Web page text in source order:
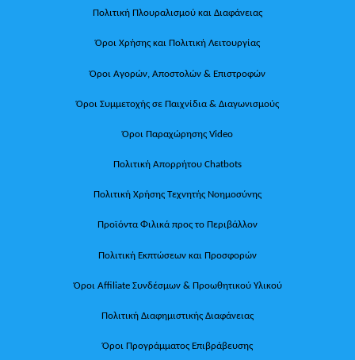
Πολιτική Πλουραλισμού και Διαφάνειας
Όροι Χρήσης και Πολιτική Λειτουργίας
Όροι Αγορών, Αποστολών & Επιστροφών
Όροι Συμμετοχής σε Παιχνίδια & Διαγωνισμούς
Όροι Παραχώρησης Video
Πολιτική Απορρήτου Chatbots
Πολιτική Χρήσης Τεχνητής Νοημοσύνης
Προϊόντα Φιλικά προς το Περιβάλλον
Πολιτική Εκπτώσεων και Προσφορών
Όροι Affiliate Συνδέσμων & Προωθητικού Υλικού
Πολιτική Διαφημιστικής Διαφάνειας
Όροι Προγράμματος Επιβράβευσης